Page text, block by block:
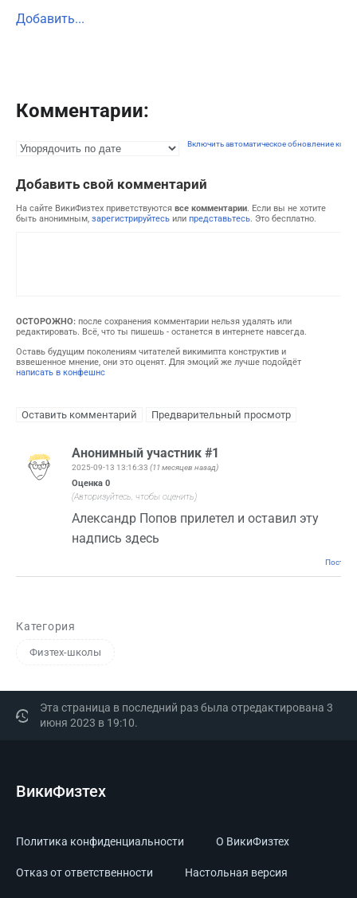
Добавить...
Комментарии:
Включить автоматическое обновление
Добавить свой комментарий
На сайте ВикиФизтех приветствуются все комментарии. Если вы не хотите
быть анонимным, зарегистрируйтесь или представьтесь. Это бесплатно.
ОСТОРОЖНО: после сохранения комментарии нельзя удалять или
редактировать. Всё, что ты пишешь - останется в интернете навсегда.
Оставь будущим поколениям читателей викимипта конструктив и
взвешенное мнение, они это оценят. Для эмоций же лучше подойдёт
написать в конфешнс
Анонимный участник #1
2025-09-13 13:16:33 (11 месяцев назад)
Оценка 0
(Авторизуйтесь, чтобы оценить)
Александр Попов прилетел и оставил эту
надпись здесь
Категория
Физтех-школы
Эта страница в последний раз была отредактирована 3
июня 2023 в 19:10.
ВикиФизтех
Политика конфиденциальности О ВикиФизтех
Отказ от ответственности Настольная версия